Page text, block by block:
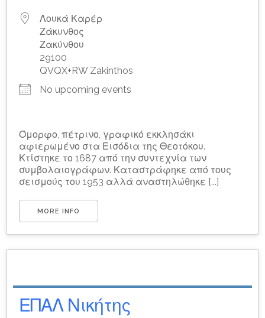
Λουκά Καρέρ
Ζάκυνθος
Ζακύνθου
29100
QVQX+RW Zakinthos
No upcoming events
Όμορφο, πέτρινο, γραφικό εκκλησάκι
αφιερωμένο στα Εισόδια της Θεοτόκου.
Κτίστηκε το 1687 από την συντεχνία των
συμβολαιογράφων. Καταστράφηκε από τους
σεισμούς του 1953 αλλά αναστηλώθηκε [...]
MORE INFO
ΕΠΑΛ Νικήτης